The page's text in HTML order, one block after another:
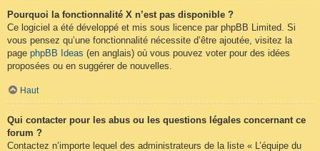
Pourquoi la fonctionnalité X n’est pas disponible ?
Ce logiciel a été développé et mis sous licence par phpBB Limited. Si
vous pensez qu’une fonctionnalité nécessite d’être ajoutée, visitez la
page phpBB Ideas (en anglais) où vous pouvez voter pour des idées
proposées ou en suggérer de nouvelles.
Haut
Qui contacter pour les abus ou les questions légales concernant ce
forum ?
Contactez n’importe lequel des administrateurs de la liste « L’équipe du